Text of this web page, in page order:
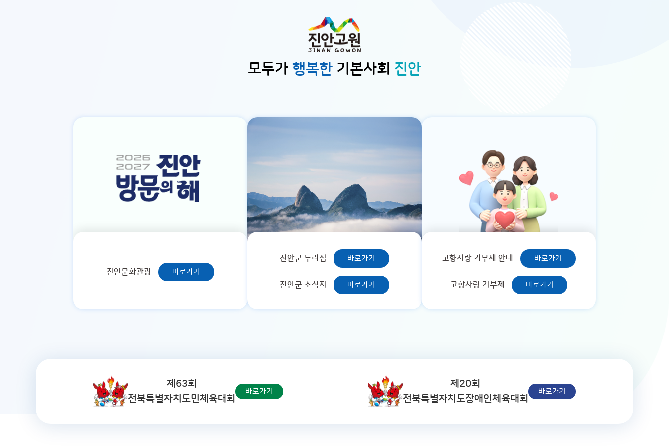
모두가 행복한 기본사회 진안
진안문화관광 바로가기
진안군 누리집 바로가기
진안군 소식지 바로가기
고향사랑 기부제 안내 바로가기
고향사랑 기부제 바로가기
제63회
전북특별자치도민체육대회
바로가기
제20회
전북특별자치도장애인체육대회
바로가기